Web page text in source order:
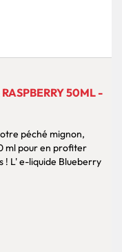
RASPBERRY 50ML -
péché mignon,
ml pour en profiter